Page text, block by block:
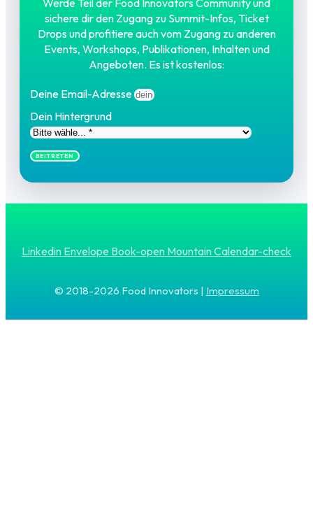
Werde Teil der Food Innovators Community und
sichere dir den Zugang zu Summit-Infos, Ticket
Drops und profitiere auch vom Zugang zu anderen
Events, Workshops, Publikationen, Inhalten und
Angeboten. Es ist kostenlos:
Deine Email-Adresse
Dein Hintergrund
BEITRETEN
Linkedin Envelope Book-open MountainCalendar-check
© 2018-2026 Food Innovators | Impressum